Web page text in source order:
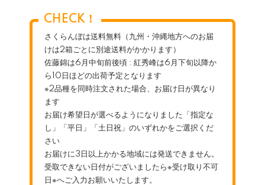
CHECK！
さくらんぼは送料無料（九州・沖縄地方へのお届
けは2箱ごとに別途送料がかかります）
佐藤錦は6月中旬前後頃 : 紅秀峰は6月下旬以降か
ら10日ほどの出荷予定となります
※2品種を同時注文された場合、お届け日が異なり
ます
お届け希望日が選べるようになりました「指定な
し」「平日」「土日祝」のいずれかをご選択くだ
さい
お届けに3日以上かかる地域には発送できません。
受取できない日付がございましたら※受け取り不可
日※へご入力お願いいたします。